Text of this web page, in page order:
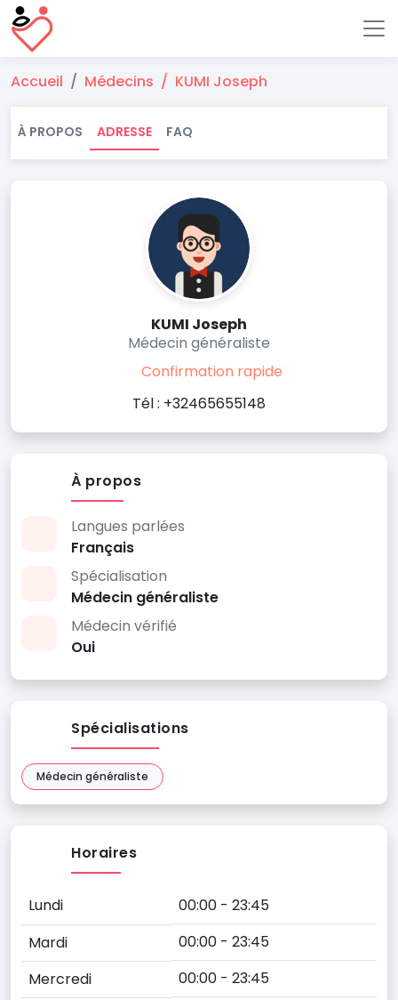
Accueil Médecins KUMI Joseph
À PROPOS ADRESSE FAQ
KUMI Joseph
Médecin généraliste
Confirmation rapide
Tél : +32465655148
À propos
Langues parlées
Français
Spécialisation
Médecin généraliste
Médecin vérifié
Oui
Spécialisations
Médecin généraliste
Horaires
Lundi
00:00 - 23:45
Mardi
00:00 - 23:45
Mercredi
00:00 - 23:45